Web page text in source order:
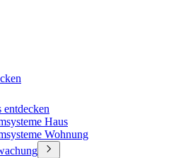
entdecken
Haus
Wohnung